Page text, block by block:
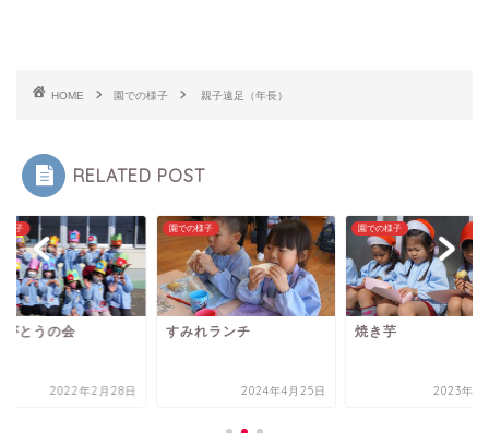
HOME 園での様子 親子遠足（年長）
RELATED POST
様子
がとうの会
2022年2月28日
園での様子
すみれランチ
2024年4月25日
園での様子
焼き芋
2023年11